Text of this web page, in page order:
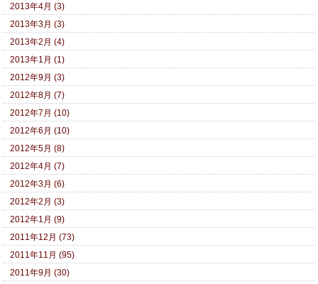
2013年4月 (3)
2013年3月 (3)
2013年2月 (4)
2013年1月 (1)
2012年9月 (3)
2012年8月 (7)
2012年7月 (10)
2012年6月 (10)
2012年5月 (8)
2012年4月 (7)
2012年3月 (6)
2012年2月 (3)
2012年1月 (9)
2011年12月 (73)
2011年11月 (95)
2011年9月 (30)